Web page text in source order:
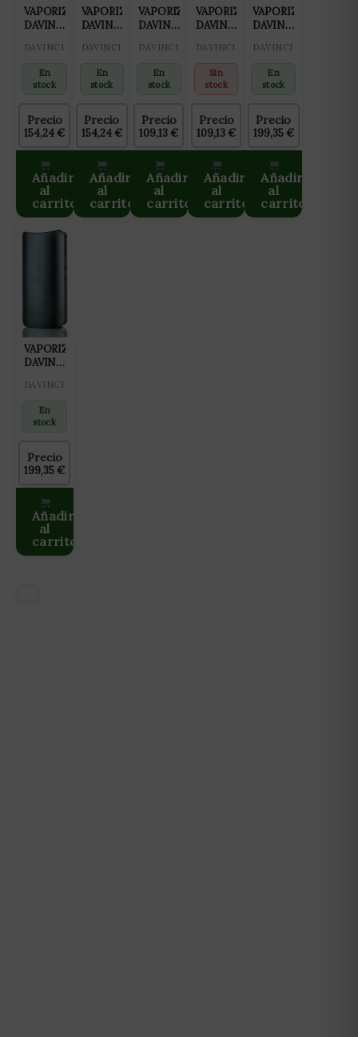
VAPORIZADOR
DAVINCI
EXPLORER
PURPLE
DAVINCI
En
stock
Precio
154,24€
Añadir
al
carrito
VAPORIZADOR
DAVINCI
EXPLORER
BLUE
DAVINCI
En
stock
Precio
154,24€
Añadir
al
carrito
VAPORIZADOR
DAVINCI
BASIC
ROJO
DAVINCI
En
stock
Precio
109,13€
Añadir
al
carrito
VAPORIZADOR
DAVINCI
BASIC
GRIS
DAVINCI
Sin
stock
Precio
109,13€
Añadir
al
carrito
VAPORIZADOR
DAVINCI
NEGRO
DAVINCI
En
stock
Precio
199,35€
Añadir
al
carrito
VAPORIZADOR
DAVINCI
SILVER
DAVINCI
En
stock
Precio
199,35€
Añadir
al
carrito